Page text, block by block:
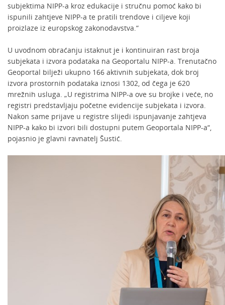
subjektima NIPP-a kroz edukacije i stručnu pomoć kako bi
ispunili zahtjeve NIPP-a te pratili trendove i ciljeve koji
proizlaze iz europskog zakonodavstva.“
U uvodnom obraćanju istaknut je i kontinuiran rast broja
subjekata i izvora podataka na Geoportalu NIPP-a. Trenutačno
Geoportal bilježi ukupno 166 aktivnih subjekata, dok broj
izvora prostornih podataka iznosi 1302, od čega je 620
mrežnih usluga. „U registrima NIPP-a ove su brojke i veće, no
registri predstavljaju početne evidencije subjekata i izvora.
Nakon same prijave u registre slijedi ispunjavanje zahtjeva
NIPP-a kako bi izvori bili dostupni putem Geoportala NIPP-a“,
pojasnio je glavni ravnatelj Šustić.